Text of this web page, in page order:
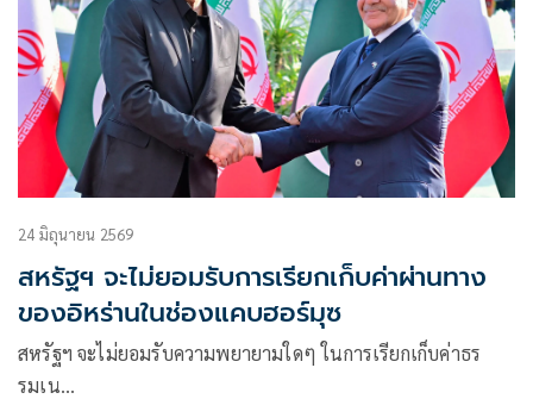
24 มิถุนายน 2569
สหรัฐฯ จะไม่ยอมรับการเรียกเก็บค่าผ่านทาง
ของอิหร่านในช่องแคบฮอร์มุซ
สหรัฐฯ จะไม่ยอมรับความพยายามใดๆ ในการเรียกเก็บค่าธร
รมเน…